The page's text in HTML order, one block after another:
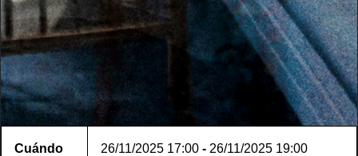
Cuándo 26/11/2025 17:00 - 26/11/2025 19:00